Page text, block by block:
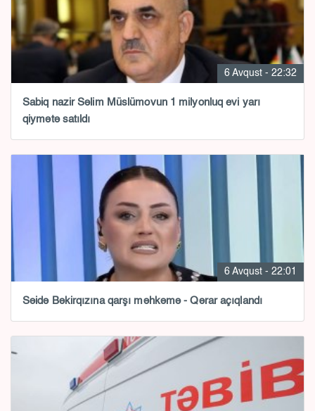
6 Avqust - 22:32
Sabiq nazir Səlim Müslümovun 1 milyonluq evi yarı
qiymətə satıldı
6 Avqust - 22:01
Səidə Bəkirqızına qarşı məhkəmə - Qərar açıqlandı